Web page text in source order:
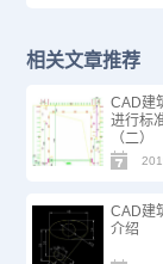
相关文章推荐
CAD建
进行标
（二）
CAD建
介绍